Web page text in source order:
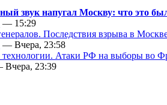
звук напугал Москву: что это
— 15:29
Последствия взрыва в
— Вчера, 23:58
технологии. Атаки РФ на выборы во
23:39